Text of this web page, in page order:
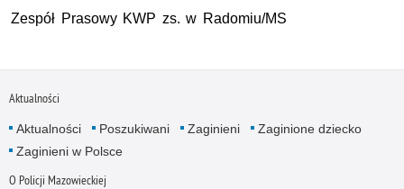
Zespół Prasowy KWP zs. w Radomiu/MS
Aktualności
Aktualności Poszukiwani Zaginieni
Zaginione dziecko
Zaginieni w Polsce
O Policji Mazowieckiej